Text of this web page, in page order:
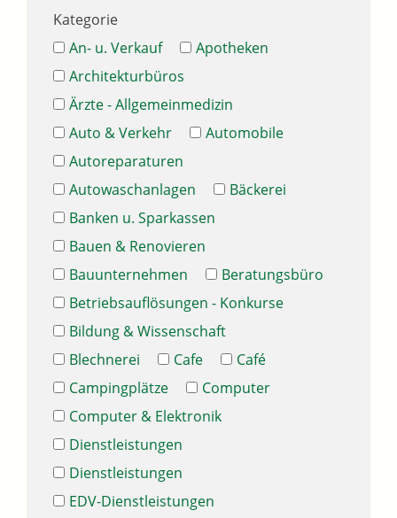
Kategorie
An- u. Verkauf
Apotheken
Architekturbüros
Ärzte - Allgemeinmedizin
Auto & Verkehr
Automobile
Autoreparaturen
Autowaschanlagen
Bäckerei
Banken u. Sparkassen
Bauen & Renovieren
Bauunternehmen
Beratungsbüro
Betriebsauflösungen - Konkurse
Bildung & Wissenschaft
Blechnerei
Cafe
Café
Campingplätze
Computer
Computer & Elektronik
Dienstleistungen
Dienstleistungen
EDV-Dienstleistungen